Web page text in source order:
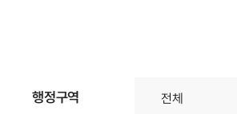
행정구역